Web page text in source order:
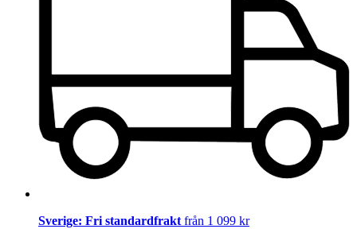
Sverige: Fri standardfrakt från 1 099 kr